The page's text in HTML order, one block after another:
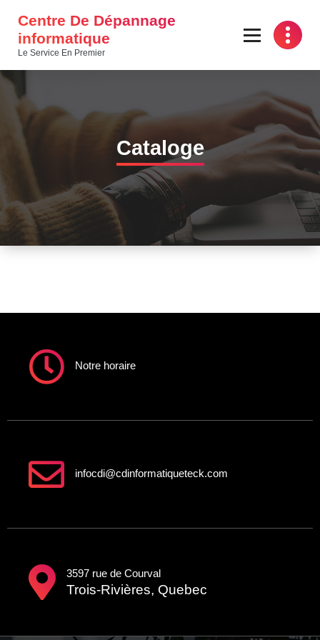
content
Centre De Dépannage
informatique
Le Service En Premier
Cataloge
Notre horaire
infocdi@cdinformatiqueteck.com
3597 rue de Courval
Trois-Rivières, Quebec